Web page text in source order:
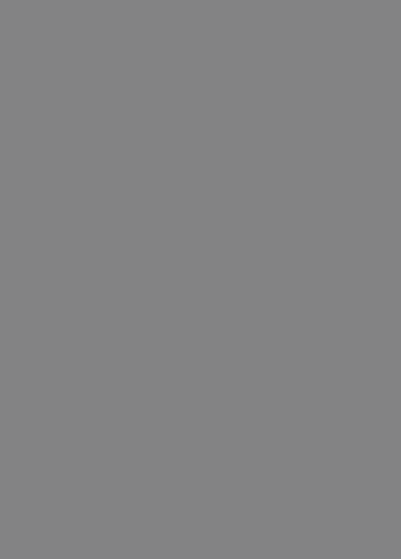
με τον τρόπο
του
με διάφορες
ότι
τιμώνται σε
ανθρώπων
επωφελές
σχετικά με
επωφελές
προκειμένου να
σχετικά με
τους.
από το